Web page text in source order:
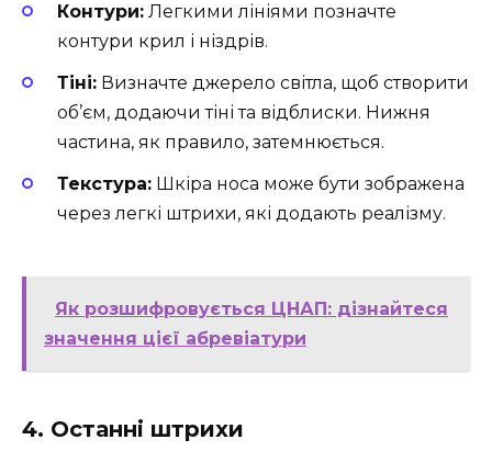
Контури: Легкими лініями позначте
контури крил і ніздрів.
Тіні: Визначте джерело світла, щоб створити
об’єм, додаючи тіні та відблиски. Нижня
частина, як правило, затемнюється.
Текстура: Шкіра носа може бути зображена
через легкі штрихи, які додають реалізму.
Як розшифровується ЦНАП: дізнайтеся
значення цієї абревіатури
4. Останні штрихи